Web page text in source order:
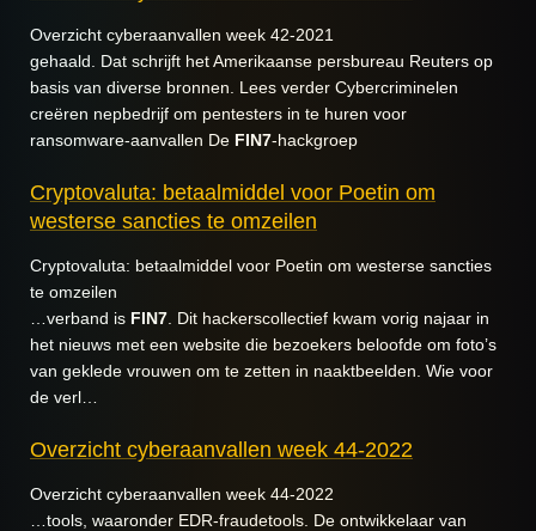
Overzicht cyberaanvallen week 42-2021
gehaald. Dat schrijft het Amerikaanse persbureau Reuters op
basis van diverse bronnen. Lees verder Cybercriminelen
creëren nepbedrijf om pentesters in te huren voor
ransomware-aanvallen De FIN7-hackgroep
Cryptovaluta: betaalmiddel voor Poetin om
westerse sancties te omzeilen
Cryptovaluta: betaalmiddel voor Poetin om westerse sancties
te omzeilen
…verband is FIN7 . Dit hackerscollectief kwam vorig najaar in
het nieuws met een website die bezoekers beloofde om foto’s
van geklede vrouwen om te zetten in naaktbeelden. Wie voor
de verl…
Overzicht cyberaanvallen week 44-2022
Overzicht cyberaanvallen week 44-2022
…tools, waaronder EDR-fraudetools. De ontwikkelaar van